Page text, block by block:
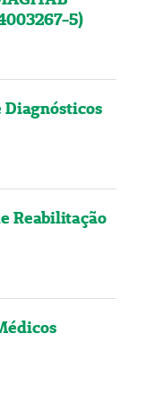
5)
Reabilitação